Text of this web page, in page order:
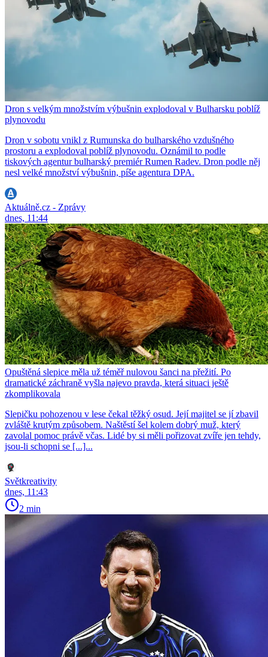
Dron s velkým množstvím výbušnin explodoval v Bulharsku poblíž
plynovodu
Dron v sobotu vnikl z Rumunska do bulharského vzdušného
prostoru a explodoval poblíž plynovodu. Oznámil to podle
tiskových agentur bulharský premiér Rumen Radev. Dron podle něj
nesl velké množství výbušnin, píše agentura DPA.
Aktuálně.cz - Zprávy
dnes, 11:44
Opuštěná slepice měla už téměř nulovou šanci na přežití. Po
dramatické záchraně vyšla najevo pravda, která situaci ještě
zkomplikovala
Slepičku pohozenou v lese čekal těžký osud. Její majitel se jí zbavil
zvláště krutým způsobem. Naštěstí šel kolem dobrý muž, který
zavolal pomoc právě včas. Lidé by si měli pořizovat zvíře jen tehdy,
jsou-li schopni se [...]...
Světkreativity
dnes, 11:43
2 min